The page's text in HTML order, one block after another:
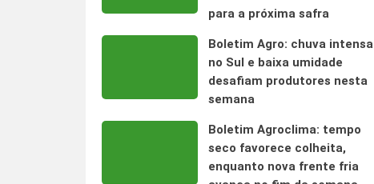
para a próxima safra
Boletim Agro: chuva intensa
no Sul e baixa umidade
desafiam produtores nesta
semana
Boletim Agroclima: tempo
seco favorece colheita,
enquanto nova frente fria